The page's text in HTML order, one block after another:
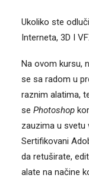
Ukoliko ste
Interneta, 3D I
Na ovom kursu,
se sa radom u
raznim alatima,
se Photoshop
zauzima u svetu
Sertifikovani
da retuširate,
alate na načine